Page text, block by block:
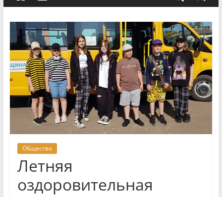
мероприятии «Сохраним
первоцветы!»
В вольере Воронинского
заповедника родились крапчатые
суслики
Общество
Летняя
оздоровительная